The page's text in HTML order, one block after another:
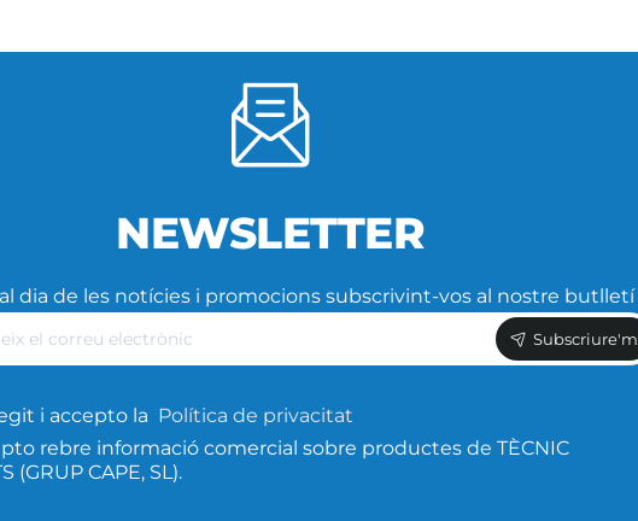
NEWSLETTER
dia de les notícies i promocions subscrivint-vos al nostre butlletí
Subscriure'm
i accepto la Política de privacitat
rebre informació comercial sobre productes de TÈCNIC
(GRUP CAPE, SL).